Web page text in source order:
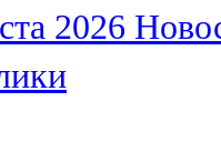
2026